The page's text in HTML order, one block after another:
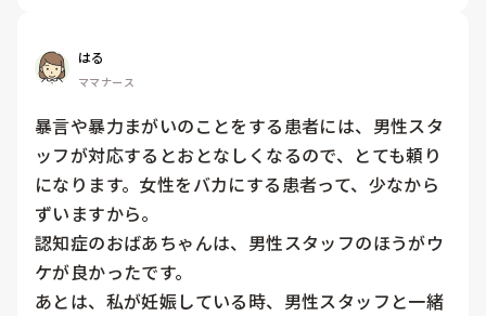
はる
ママナース
暴言や暴力まがいのことをする患者には、男性スタ
ッフが対応するとおとなしくなるので、とても頼り
になります。女性をバカにする患者って、少なから
ずいますから。
認知症のおばあちゃんは、男性スタッフのほうがウ
ケが良かったです。
あとは、私が妊娠している時、男性スタッフと一緒